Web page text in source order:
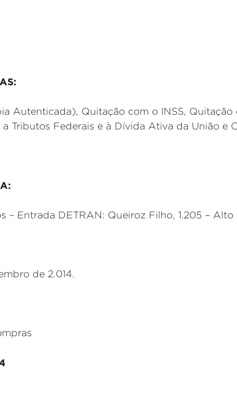
Autenticada), Quitação com o INSS, Quitação
Tributos Federais e à Dívida Ativa da União e
– Entrada DETRAN: Queiroz Filho, 1.205 – Alto
de 2.014.